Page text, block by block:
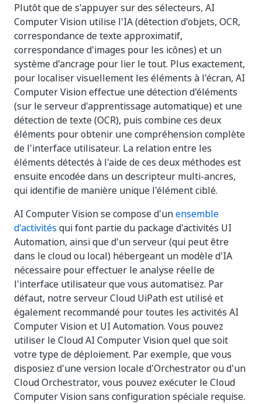
Plutôt que de s'appuyer sur des sélecteurs, AI
Computer Vision utilise l'IA (détection d'objets, OCR,
correspondance de texte approximatif,
correspondance d'images pour les icônes) et un
système d'ancrage pour lier le tout. Plus exactement,
pour localiser visuellement les éléments à l'écran, AI
Computer Vision effectue une détection d'éléments
(sur le serveur d'apprentissage automatique) et une
détection de texte (OCR), puis combine ces deux
éléments pour obtenir une compréhension complète
de l'interface utilisateur. La relation entre les
éléments détectés à l'aide de ces deux méthodes est
ensuite encodée dans un descripteur multi-ancres,
qui identifie de manière unique l'élément ciblé.
AI Computer Vision se compose d'unensemble
d'activités qui font partie du package d'activités UI
Automation, ainsi que d'un serveur (qui peut être
dans le cloud ou local) hébergeant un modèle d'IA
nécessaire pour effectuer le analyse réelle de
l'interface utilisateur que vous automatisez. Par
défaut, notre serveur Cloud UiPath est utilisé et
également recommandé pour toutes les activités AI
Computer Vision et UI Automation. Vous pouvez
utiliser le Cloud AI Computer Vision quel que soit
votre type de déploiement. Par exemple, que vous
disposiez d'une version locale d'Orchestrator ou d'un
Cloud Orchestrator, vous pouvez exécuter le Cloud
Computer Vision sans configuration spéciale requise.